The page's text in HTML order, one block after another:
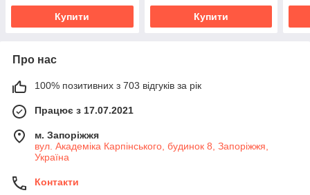
Купити Купити
Про нас
100% позитивних з 703 відгуків за рік
Працює з 17.07.2021
м. Запоріжжя
вул. Академіка Карпінського, будинок 8, Запоріжжя,
Україна
Контакти